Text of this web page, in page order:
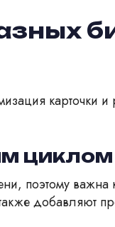
карточки
циклом
поэтому
добавляют